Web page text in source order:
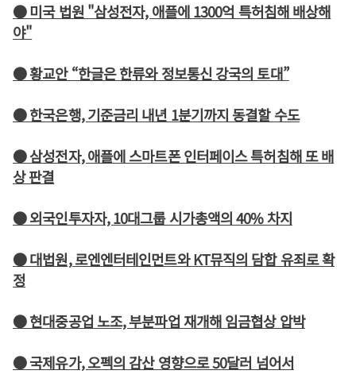
● 미국 법원 "삼성전자, 애플에 1300억 특허침해 배상해
야"
● 황교안 “한글은 한류와 정보통신 강국의 토대”
● 한국은행, 기준금리 내년 1분기까지 동결할 수도
● 삼성전자, 애플에 스마트폰 인터페이스 특허침해 또 배
상 판결
● 외국인투자자, 10대그룹 시가총액의 40% 차지
● 대법원, 로엔엔터테인먼트와 KT뮤직의 담합 유죄로 확
정
● 현대중공업 노조, 부분파업 재개해 임금협상 압박
● 국제유가, 오펙의 감산 영향으로 50달러 넘어서